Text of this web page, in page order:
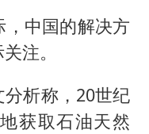
中国的解决方
注。
析称，20世纪
获取石油天然